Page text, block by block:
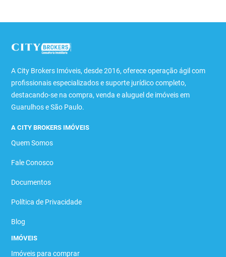
A City Brokers Imóveis, desde 2016, oferece operação ágil com
profissionais especializados e suporte jurídico completo,
destacando-se na compra, venda e aluguel de imóveis em
Guarulhos e São Paulo.
A CITY BROKERS IMÓVEIS
Quem Somos
Fale Conosco
Documentos
Política de Privacidade
Blog
IMÓVEIS
Imóveis para comprar